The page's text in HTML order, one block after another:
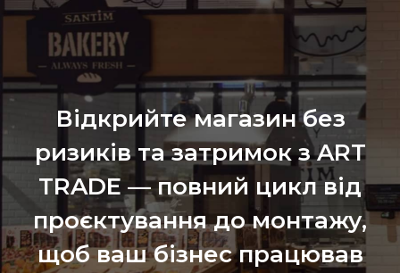
Відкрийте магазин без
ризиків та затримок з ART
TRADE — повний цикл від
проєктування до монтажу,
щоб ваш бізнес працював